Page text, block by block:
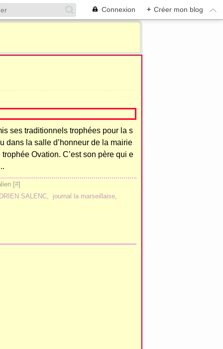
Connexion + Créer mon blog
ses traditionnels trophées pour la s
dans la salle d’honneur de la mairie
Ovation. C’est son père qui e
[#]
SALENC, journal la marseillaise,